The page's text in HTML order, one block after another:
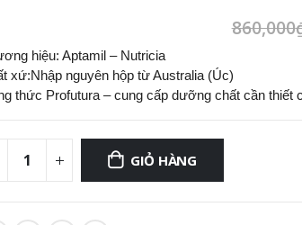
860,000
hiệu: Aptamil – Nutricia
xứ:Nhập nguyên hộp từ Australia (Úc)
thức Profutura – cung cấp dưỡng chất cần thiết
GIỎ HÀNG